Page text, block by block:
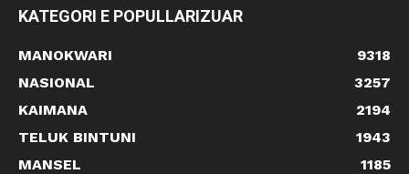
KATEGORI E POPULLARIZUAR
MANOKWARI
9318
NASIONAL
3257
KAIMANA
2194
TELUK BINTUNI
1943
MANSEL
1185